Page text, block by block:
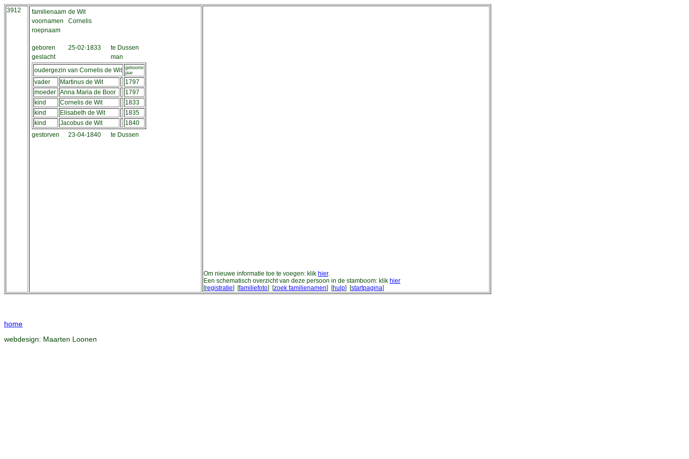
3912 familienaam de Wit
voornamen
Cornelis
roepnaam
geboren 25-02-1833
te Dussen
geslacht
man
oudergezin van Cornelis de Wit geboorte
jaar
vader Martinus de Wit
1797
moeder Anna Maria de Boor
1797
kind
Cornelis de Wit
1833
kind
Elisabeth de Wit
1835
kind
Jacobus de Wit
1840
gestorven
23-04-1840 te Dussen
Om nieuwe informatie toe te voegen: klik hier.
Een schematisch overzicht van deze persoon in de stamboom: klik hier
[registratie] [familiefoto] [zoek familienamen] [hulp] [startpagina]
home
webdesign: Maarten Loonen